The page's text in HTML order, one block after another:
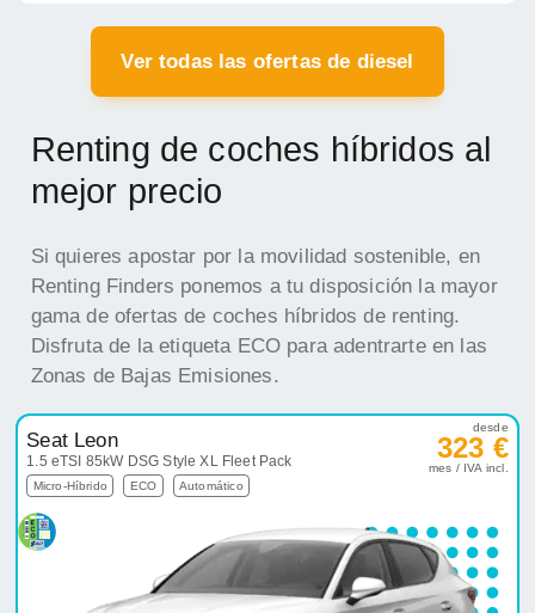
Ver todas las ofertas de diesel
Renting de coches híbridos al
mejor precio
Si quieres apostar por la movilidad sostenible, en
Renting Finders ponemos a tu disposición la mayor
gama de ofertas de coches híbridos de renting.
Disfruta de la etiqueta ECO para adentrarte en las
Zonas de Bajas Emisiones.
Seat Leon
1.5 eTSI 85kW DSG Style XL Fleet Pack
Micro-Híbrido ECO Automático
desde
323 €
mes / IVA incl.